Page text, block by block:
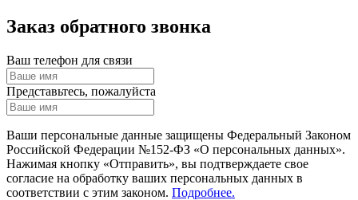
Заказ обратного звонка
Ваш телефон для связи
Представьтесь, пожалуйста
Ваши персональные данные защищены Федеральный Законом
Российской Федерации №152-ФЗ «О персональных данных».
Нажимая кнопку «Отправить», вы подтверждаете свое
согласие на обработку ваших персональных данных в
соответствии с этим законом. Подробнее.